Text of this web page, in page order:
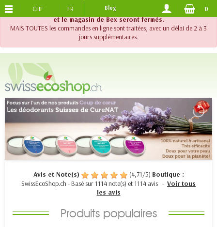
!! Important !! Jusqu'au 20 août 2026, le support téléphonique
et le magasin de Bex seront fermés.
MAIS TOUTES les commandes en ligne sont traitées, avec un délai de 2 à 3
jours supplémentaires.
PORTS OFFERTS DES 120.-
CHF FR Blog 0
Avis et Note(s) (4,71/5) Boutique :
SwissEcoShop.ch - Basé sur 1114note(s) et 1114 avis - Voir tous
les avis
Produits populaires